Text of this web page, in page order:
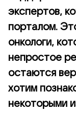
экспертов,
порталом.
онкологи,
непростое
остаются
хотим
некоторыми